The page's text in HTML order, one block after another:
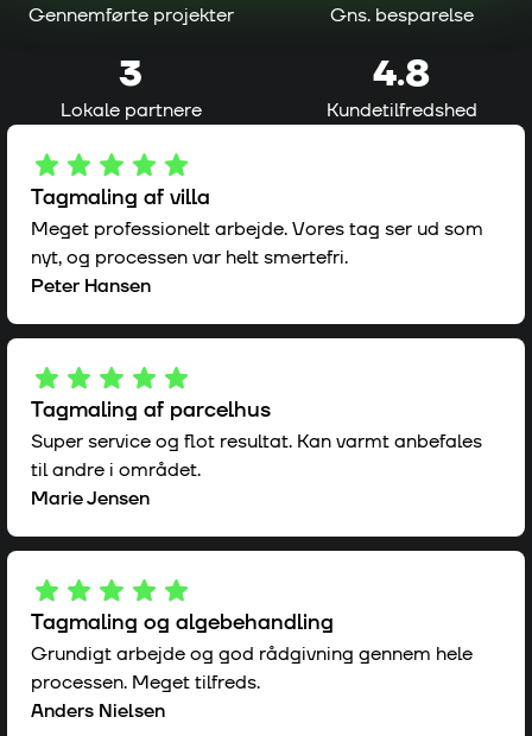
Gennemførte projekter Gns. besparelse
3
Lokale partnere
4.8
Kundetilfredshed
Tagmaling af villa
Meget professionelt arbejde. Vores tag ser ud som
nyt, og processen var helt smertefri.
Peter Hansen
Tagmaling af parcelhus
Super service og flot resultat. Kan varmt anbefales
til andre i området.
Marie Jensen
Tagmaling og algebehandling
Grundigt arbejde og god rådgivning gennem hele
processen. Meget tilfreds.
Anders Nielsen